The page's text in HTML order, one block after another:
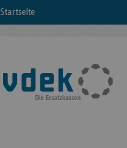
Startseite